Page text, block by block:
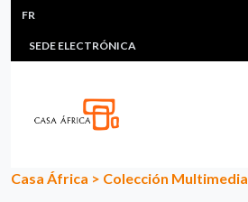
Aller au contenu principal
HEADER MENU
MULTIMEDIA
SEDE ELECTRÓNICA
FR
Casa África > Colección Multimedia